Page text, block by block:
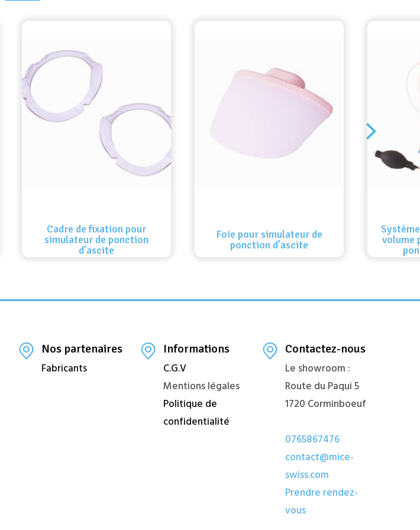
Cadre de fixation pour
simulateur de ponction
d’ascite
Foie pour simulateur de
ponction d’ascite
volume
Nos partenaires
Fabricants
Informations
C.G.V
Mentions légales
Politique de
confidentialité
Contactez-nous
Le showroom :
Route du Paqui 5
1720 Corminboeuf
0765867476
contact@mice-
swiss.com
Prendre rendez-
vous